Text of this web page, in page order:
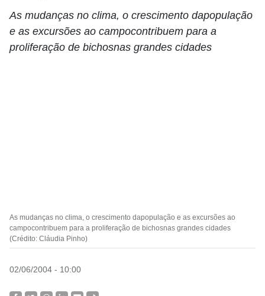
As mudanças no clima, o crescimento dapopulação
e as excursões ao campocontribuem para a
proliferação de bichosnas grandes cidades
As mudanças no clima, o crescimento dapopulação e as excursões ao
campocontribuem para a proliferação de bichosnas grandes cidades
(Crédito: Cláudia Pinho)
02/06/2004 - 10:00